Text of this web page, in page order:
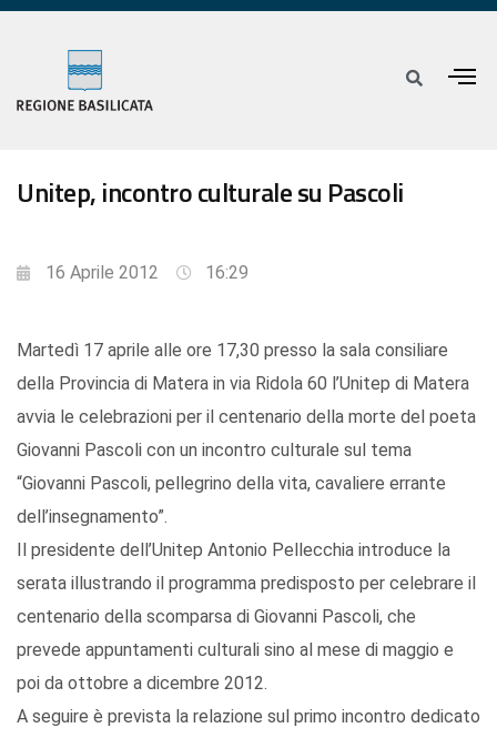
Unitep, incontro culturale su Pascoli
16 Aprile 2012 16:29
Martedì 17 aprile alle ore 17,30 presso la sala consiliare
della Provincia di Matera in via Ridola 60 l’Unitep di Matera
avvia le celebrazioni per il centenario della morte del poeta
Giovanni Pascoli con un incontro culturale sul tema
“Giovanni Pascoli, pellegrino della vita, cavaliere errante
dell’insegnamento”.
Il presidente dell’Unitep Antonio Pellecchia introduce la
serata illustrando il programma predisposto per celebrare il
centenario della scomparsa di Giovanni Pascoli, che
prevede appuntamenti culturali sino al mese di maggio e
poi da ottobre a dicembre 2012.
A seguire è prevista la relazione sul primo incontro dedicato